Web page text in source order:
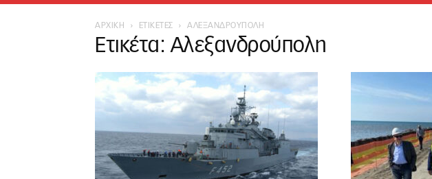
ΑΡΧΙΚΉ ΕΤΙΚΈΤΕΣ ΑΛΕΞΑΝΔΡΟΎΠΟΛΗ
Ετικέτα: Αλεξανδρούπολη